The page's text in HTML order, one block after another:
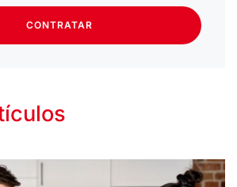
CONTRATAR